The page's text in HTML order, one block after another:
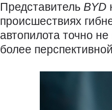
Представитель BYD
происшествиях
автопилота точно
более